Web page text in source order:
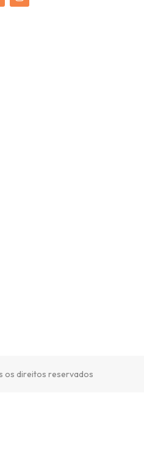
os direitos reservados